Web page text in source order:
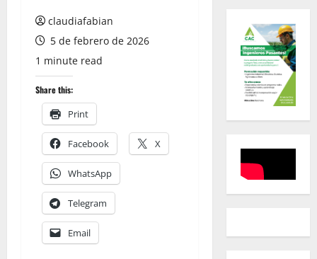
claudiafabian
5 de febrero de 2026
1 minute read
Share this:
Print
Facebook X
WhatsApp
Telegram
Email